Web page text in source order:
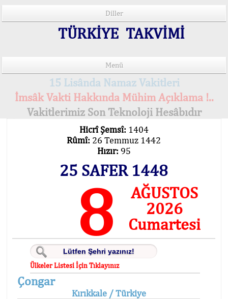
Diller
TÜRKİYE TAKVİMİ
Menü
15 Lisânda Namaz Vakitleri
İmsâk Vakti Hakkında Mühim Açıklama !..
Vakitlerimiz Son Teknoloji Hesâbıdır
Hicrî Şemsî: 1404
Rûmî: 26 Temmuz 1442
Hızır: 95
25 SAFER 1448
8
AĞUSTOS
2026
Cumartesi
Ülkeler Listesi İçin Tıklayınız
Çongar
Kırıkkale / Türkiye